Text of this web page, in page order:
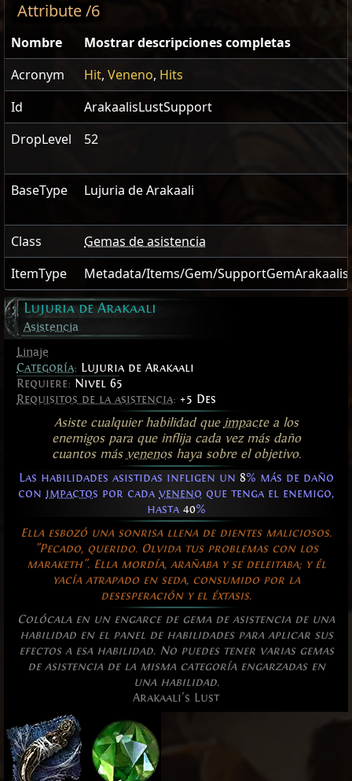
Attribute /6
Nombre
Mostrar descripciones completas
Acronym
Hit, Veneno, Hits
Id
ArakaalisLustSupport
DropLevel
52
BaseType Lujuria de Arakaali
Class
Gemas de asistencia
ItemType
Metadata/Items/Gem/
Lujuria de Arakaali
Asistencia
Linaje
Categoría: Lujuria de Arakaali
Requiere: Nivel 65
Requisitos de la asistencia: +5 Des
Asiste cualquier habilidad que impactea los
enemigos para que inflija cada vez más daño
cuantos más venenoshaya sobre el objetivo.
Las habilidades asistidas infligen un 8% más de daño
con impactos por cada veneno que tenga el enemigo,
hasta 40%
Ella esbozó una sonrisa llena de dientes maliciosos.
"Pecado, querido. Olvida tus problemas con los
maraketh". Ella mordía, arañaba y se deleitaba; y él
yacía atrapado en seda, consumido por la
desesperación y el éxtasis.
Colócala en un engarce de gema de asistencia de una
habilidad en el panel de habilidades para aplicar sus
efectos a esa habilidad. No puedes tener varias gemas
de asistencia de la misma categoría engarzadas en
una habilidad.
Arakaali's Lust